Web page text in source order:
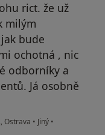
rict. že už
milým
bude
ochotná , nic
odborníky a
Já osobně
Ostrava • Jiný •